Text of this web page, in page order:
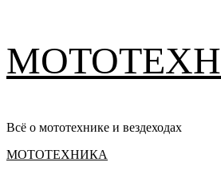
содержимому
Всё о мототехнике и вездеходах
Основное
МОТОТЕХНИКА